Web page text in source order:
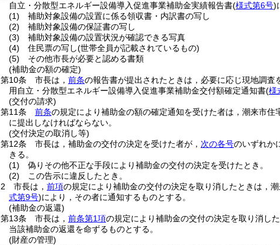
自立・分散型エネルギー設備導入促進事業補助金実績報告書(様式第6号)
(1)
補助対象設備の設置に係る領収書・内訳書の写し
(2)
補助対象設備の保証書の写し
(3)
補助対象設備の設置状況が確認できる写真
(4)
住民票の写し(世帯全員が記載されているもの)
(5)
その他市長が必要と認める書類
(補助金の額の確定)
第10条
市長は， 前条の報告書が提出されたときは，必要に応じ現地調
用自立・分散型エネルギー設備導入促進事業補助金交付額確定通知書(様
(交付の請求)
第11条
前条の規定により補助金の額の確定通知を受けた者は，潮来市
に提出しなければならない。
(交付決定の取消し等)
第12条
市長は，補助金の交付の決定を受けた者が， 次の各号のいずれか
きる。
(1)
偽りその他不正な手段により補助金の交付の決定を受けたとき。
(2)
この告示に違反したとき。
2
市長は， 前項の規定により補助金の交付の決定を取り消したときは，
式第9号)により，その者に通知するものとする。
(補助金の返還)
第13条
市長は， 前条第1項の規定により補助金の交付の決定を取り消し
当該補助金の返還を命ずるものとする。
(財産の管理)